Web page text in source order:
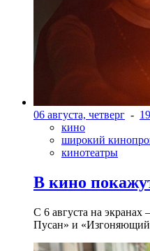
06 августа, четверг -
кино
широкий
кинотеатры
В кино
С 6 августа на
Пусан» и «Изгоняющий